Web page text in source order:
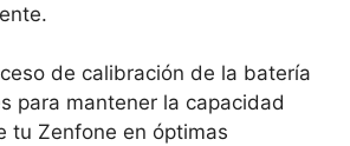
de calibración de la batería
para mantener la capacidad
tu Zenfone en óptimas